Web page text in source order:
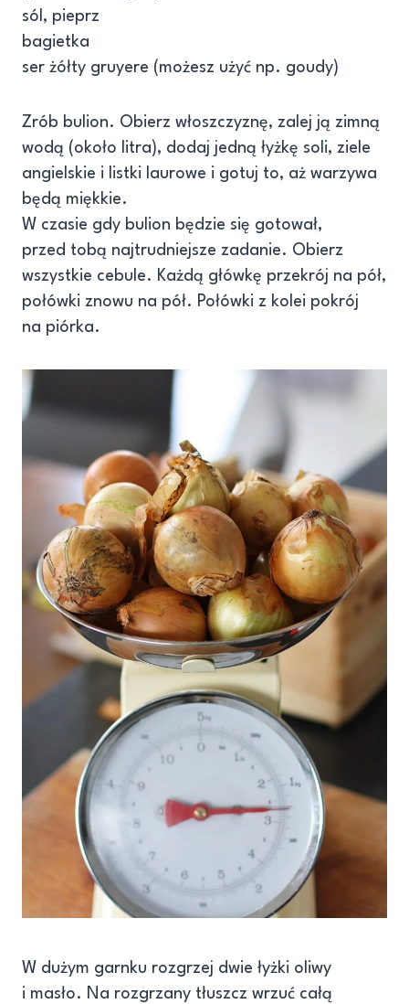
sól, pieprz
bagietka
ser żółty gruyere (możesz użyć np. goudy)
Zrób bulion. Obierz włoszczyznę, zalej ją zimną
wodą (około litra), dodaj jedną łyżkę soli, ziele
angielskie i listki laurowe i gotuj to, aż warzywa
będą miękkie.
W czasie gdy bulion będzie się gotował,
przed tobą najtrudniejsze zadanie. Obierz
wszystkie cebule. Każdą główkę przekrój na pół,
połówki znowu na pół. Połówki z kolei pokrój
na piórka.
W dużym garnku rozgrzej dwie łyżki oliwy
i masło. Na rozgrzany tłuszcz wrzuć całą